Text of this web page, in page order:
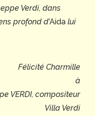
Verdi, dans
profond d’Aida lui
Félicité Charmille
à
VERDI, compositeur
Villa Verdi